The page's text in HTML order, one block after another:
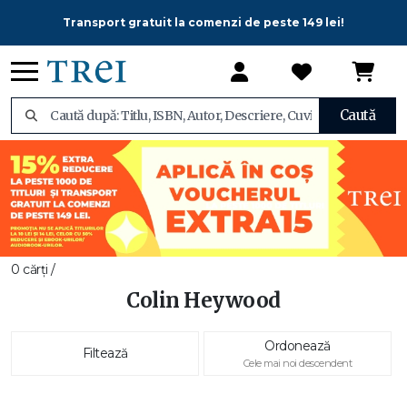
Transport gratuit la comenzi de peste 149 lei!
Caută
0 cărți /
Colin Heywood
Filtează Ordonează
Cele mai noi descendent